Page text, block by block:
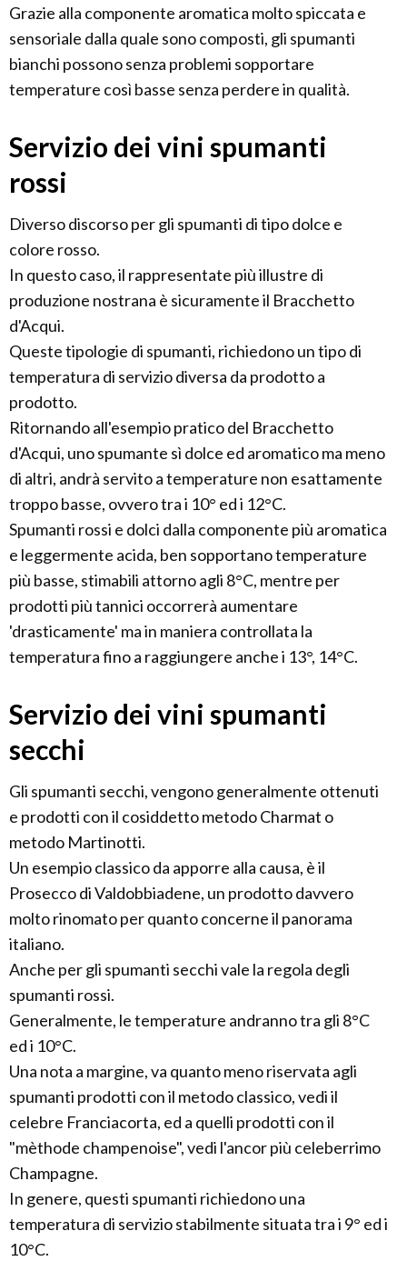
Grazie alla componente aromatica molto spiccata e
sensoriale dalla quale sono composti, gli spumanti
bianchi possono senza problemi sopportare
temperature così basse senza perdere in qualità.
Servizio dei vini spumanti
rossi
Diverso discorso per gli spumanti di tipo dolce e
colore rosso.
In questo caso, il rappresentate più illustre di
produzione nostrana è sicuramente il Bracchetto
d'Acqui.
Queste tipologie di spumanti, richiedono un tipo di
temperatura di servizio diversa da prodotto a
prodotto.
Ritornando all'esempio pratico del Bracchetto
d'Acqui, uno spumante sì dolce ed aromatico ma meno
di altri, andrà servito a temperature non esattamente
troppo basse, ovvero tra i 10° ed i 12°C.
Spumanti rossi e dolci dalla componente più aromatica
e leggermente acida, ben sopportano temperature
più basse, stimabili attorno agli 8°C, mentre per
prodotti più tannici occorrerà aumentare
'drasticamente' ma in maniera controllata la
temperatura fino a raggiungere anche i 13°, 14°C.
Servizio dei vini spumanti
secchi
Gli spumanti secchi, vengono generalmente ottenuti
e prodotti con il cosiddetto metodo Charmat o
metodo Martinotti.
Un esempio classico da apporre alla causa, è il
Prosecco di Valdobbiadene, un prodotto davvero
molto rinomato per quanto concerne il panorama
italiano.
Anche per gli spumanti secchi vale la regola degli
spumanti rossi.
Generalmente, le temperature andranno tra gli 8°C
ed i 10°C.
Una nota a margine, va quanto meno riservata agli
spumanti prodotti con il metodo classico, vedi il
celebre Franciacorta, ed a quelli prodotti con il
"mèthode champenoise", vedi l'ancor più celeberrimo
Champagne.
In genere, questi spumanti richiedono una
temperatura di servizio stabilmente situata tra i 9° ed i
10°C.